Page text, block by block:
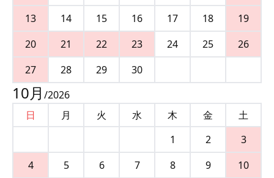
13
14 15 16 17 18
19
20
21 22 23 24 25
26
27
28 29 30
10月 /2026
日
月 火 水 木 金
土
1
2
3
4
5 6 7 8 9
10